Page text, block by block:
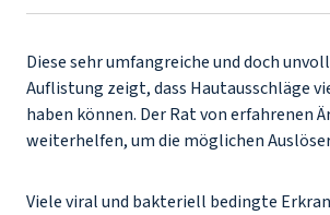
Diese sehr umfangreiche und doch
Auflistung zeigt, dass Hautausschläge
haben können. Der Rat von erfahrenen
weiterhelfen, um die möglichen
Viele viral und bakteriell bedingte